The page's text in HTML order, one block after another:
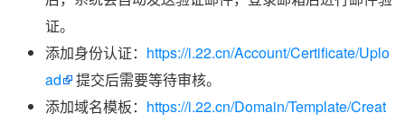
证。
添加身份认证： https://i.22.cn/Account/Certificate/Uplo
ad
提交后需要等待审核。
添加域名模板： https://i.22.cn/Domain/Template/Creat